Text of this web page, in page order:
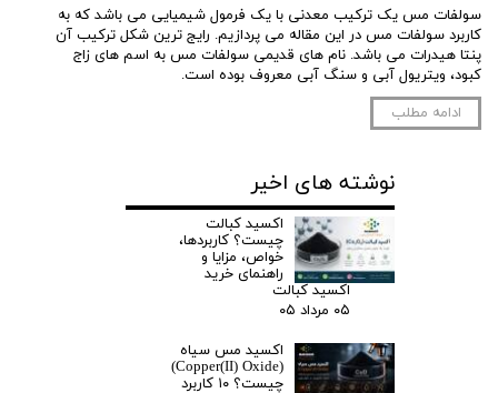
سولفات مس یک ترکیب معدنی با یک فرمول شیمیایی می باشد که به
کاربرد سولفات مس در این مقاله می پردازیم. رایج ترین شکل ترکیب آن
پنتا هیدرات می باشد. نام های قدیمی سولفات مس به اسم های زاج
کبود، ویتریول آبی و سنگ آبی معروف بوده است.
ادامه مطلب
نوشته های اخیر
اکسید کبالت
چیست؟ کاربردها،
خواص، مزایا و
راهنمای خرید
اکسید کبالت
۰۵ مرداد ۰۵
اکسید مس سیاه
(Copper(II) Oxide)
چیست؟ ۱۰ کاربرد